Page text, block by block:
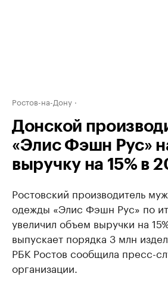
Ростов-на-Дону
Донской
«Элис Фэшн Рус»
выручку на 15% в
Ростовский производитель
одежды «Элис Фэшн Рус» по
увеличил объем выручки на
выпускает порядка 3 млн
РБК Ростов сообщила пресс-
организации.